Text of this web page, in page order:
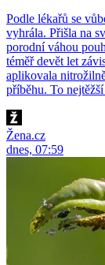
Podle lékařů se
vyhrála. Přišla na
porodní váhou
téměř devět let
aplikovala
příběhu. To
Žena.cz
dnes, 07:59